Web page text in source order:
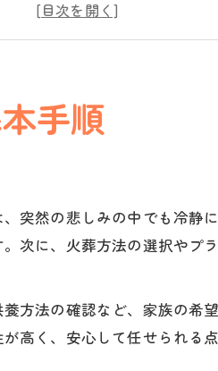
できる火葬の準備方法
めの火葬予約のコツ
心のお別れを実現
は逗子市のペット火葬が大切
はペットメモリアル神奈川で
を理解し不安を解消
が亡くなった時の流れと手
な対応をペットメモリアル
手順
突然の悲しみの中でも冷静
次に、火葬方法の選択やプ
方法の確認など、家族の希
高く、安心して任せられる